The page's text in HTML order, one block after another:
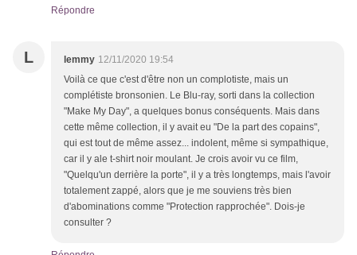
Répondre
L lemmy 12/11/2020 19:54
Voilà ce que c'est d'être non un complotiste, mais un
complétiste bronsonien. Le Blu-ray, sorti dans la collection
"Make My Day", a quelques bonus conséquents. Mais dans
cette même collection, il y avait eu "De la part des copains",
qui est tout de même assez... indolent, même si sympathique,
car il y ale t-shirt noir moulant. Je crois avoir vu ce film,
"Quelqu'un derrière la porte", il y a très longtemps, mais l'avoir
totalement zappé, alors que je me souviens très bien
d'abominations comme "Protection rapprochée". Dois-je
consulter ?